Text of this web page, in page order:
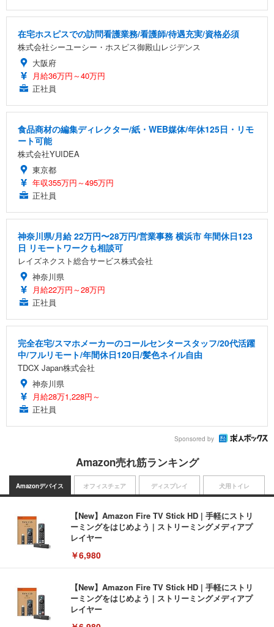
在宅ホスピスでの訪問看護業務/看護師/待遇充実/資格必須
株式会社シーユーシー・ホスピス御殿山レジデンス
大阪府
月給36万円～40万円
正社員
食品商材の編集ディレクター/紙・WEB媒体/年休125日・リモ
ート可能
株式会社YUIDEA
東京都
年収355万円～495万円
正社員
神奈川県/月給 22万円〜28万円/営業事務 横浜市 年間休日123
日 リモートワークも相談可
レイズネクスト総合サービス株式会社
神奈川県
月給22万円～28万円
正社員
完全在宅/スマホメーカーのコールセンタースタッフ/20代活躍
中/フルリモート/年間休日120日/髪色ネイル自由
TDCX Japan株式会社
神奈川県
月給28万1,228円～
正社員
Sponsored by
Amazon売れ筋ランキング
Amazonデバイス
【New】Amazon Fire TV Stick HD | 手軽にストリ
ーミングをはじめよう | ストリーミングメディアプ
レイヤー
￥6,980
【New】Amazon Fire TV Stick HD | 手軽にストリ
ーミングをはじめよう | ストリーミングメディアプ
レイヤー
オフィスチェア ディスプレイ 犬用トイレ